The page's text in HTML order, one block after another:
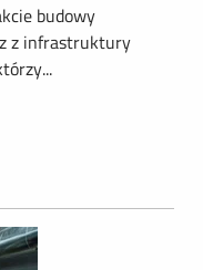
budowy
z infrastruktury